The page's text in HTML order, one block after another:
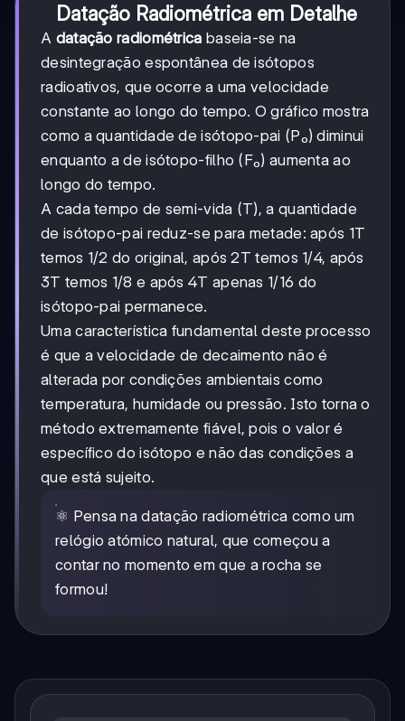
Datação Radiométrica em Detalhe
A datação radiométrica baseia-se na
desintegração espontânea de isótopos
radioativos, que ocorre a uma velocidade
constante ao longo do tempo. O gráfico mostra
como a quantidade de isótopo-pai (P₀) diminui
enquanto a de isótopo-filho (F₀) aumenta ao
longo do tempo.
A cada tempo de semi-vida (T), a quantidade
de isótopo-pai reduz-se para metade: após 1T
temos 1/2 do original, após 2T temos 1/4, após
3T temos 1/8 e após 4T apenas 1/16 do
isótopo-pai permanece.
Uma característica fundamental deste processo
é que a velocidade de decaimento não é
alterada por condições ambientais como
temperatura, humidade ou pressão. Isto torna o
método extremamente fiável, pois o valor é
específico do isótopo e não das condições a
que está sujeito.
⚛️ Pensa na datação radiométrica como um
relógio atómico natural, que começou a
contar no momento em que a rocha se
formou!